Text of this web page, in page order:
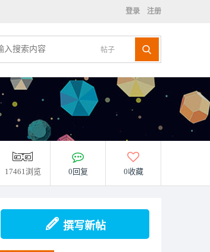
登录 注册
帖子
17461浏览 0回复 0收藏
撰写新帖